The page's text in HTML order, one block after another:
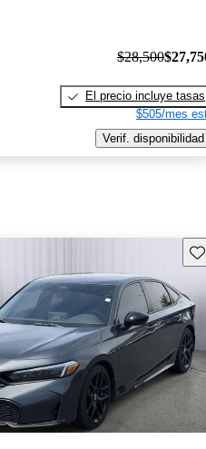
$28,500
El precio incluye tasas
$505/mes
Verif. disponibilidad